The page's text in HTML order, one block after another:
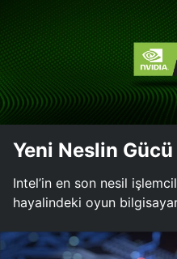
Yeni Neslin Gücü
Intel’in en son nesil
hayalindeki oyun